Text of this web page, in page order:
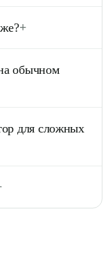
+
быть больше
обычном
на десятичную
для сложных
калькулятор